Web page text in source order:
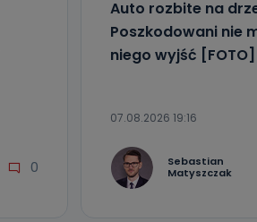
0
Auto rozbite na
Poszkodowani nie
niego wyjść [FOTO]
07.08.2026 19:16
Sebastian
Matyszczak